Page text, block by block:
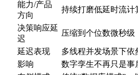
能力/产品
方向
持续打磨低延时流计
决策响应延
迟
压缩到个位数微秒级
延迟表现 多线程并发场景下依
影响 数字孪生不再只是事